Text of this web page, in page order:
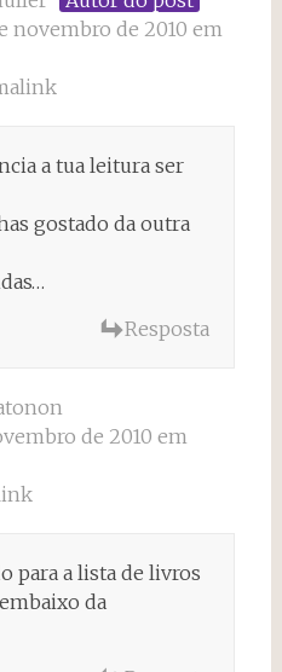
novembro de 2010 em
a tua leitura ser
gostado da outra
Resposta
de 2010 em
para a lista de livros
da